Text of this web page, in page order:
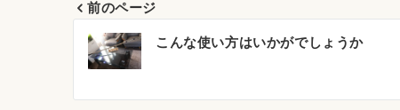
投
稿
ナ
前のページ
こんな使い方はいかがでしょうか